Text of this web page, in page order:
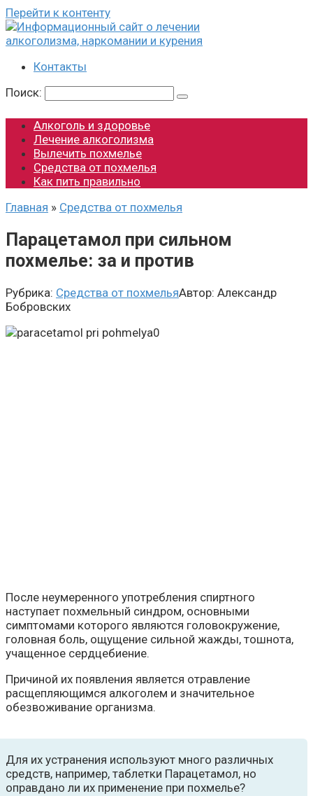
Перейти к контенту
Контакты
Поиск:
Алкоголь и здоровье
Лечение алкоголизма
Вылечить похмелье
Средства от похмелья
Как пить правильно
Главная » Средства от похмелья
Парацетамол при сильном
похмелье: за и против
Рубрика: Средства от похмельяАвтор: Александр
Бобровских
После неумеренного употребления спиртного
наступает похмельный синдром, основными
симптомами которого являются головокружение,
головная боль, ощущение сильной жажды, тошнота,
учащенное сердцебиение.
Причиной их появления является отравление
расщепляющимся алкоголем и значительное
обезвоживание организма.
Для их устранения используют много различных
средств, например, таблетки Парацетамол, но
оправдано ли их применение при похмелье?